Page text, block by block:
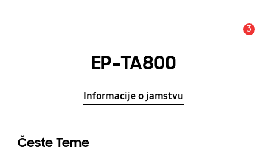
3
EP-TA800
Informacije o jamstvu
Česte Teme